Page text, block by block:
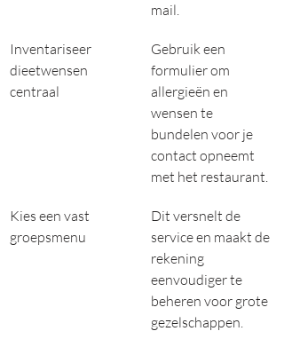
mail.
Inventariseer
dieetwensen
centraal
Gebruik een
formulier om
allergieën en
wensen te
bundelen voor je
contact opneemt
met het restaurant.
Kies een vast
groepsmenu
Dit versnelt de
service en maakt de
rekening
eenvoudiger te
beheren voor grote
gezelschappen.